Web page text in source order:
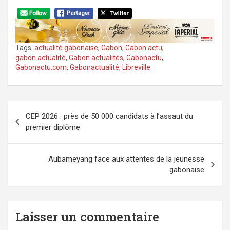
Tags: actualité gabonaise, Gabon, Gabon actu,
gabon actualité, Gabon actualités, Gabonactu,
Gabonactu.com, Gabonactualité, Libreville
de
l’article
CEP 2026 : près de 50 000 candidats à l’assaut du
premier diplôme
Aubameyang face aux attentes de la jeunesse
gabonaise
Laisser un commentaire